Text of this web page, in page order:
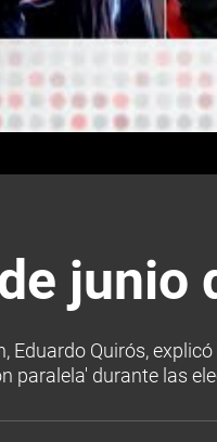
junio
Quirós,
paralela' durante las